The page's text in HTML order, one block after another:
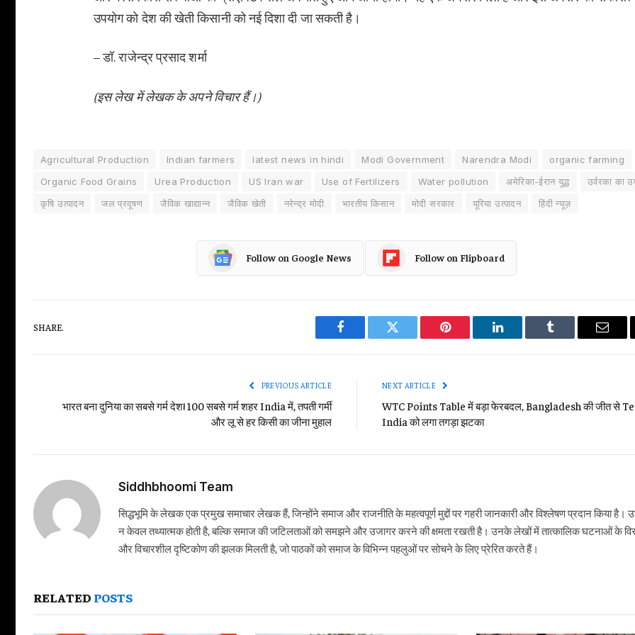
उपयोग को देश की खेती किसानी को नई दिशा दी जा सकती है।
– डॉ. राजेन्द्र प्रसाद शर्मा
(इस लेख में लेखक के अपने विचार हैं।)
Agricultural Production Indian farmers latest news in hindi Modi Government Narendra Modi
organic farming
Organic Food Grains
Urea Production US Iran war Use of Fertilizers Water pollution अमेरिका-ईरान युद्ध
उर्वरका का
कृषि उत्पादन
जल प्रदूषण जैविक खाद्यान्न जैविक खेती नरेन्द्र मोदी भारतीय किसान मोदी सरकार यूरिया उत्पादन हिंदी न्यूज़
Follow on Google News Follow on Flipboard
SHARE.
Facebook Twitter Pinterest LinkedIn Tumblr Email
PREVIOUS ARTICLE
भारत बना दुनिया का सबसे गर्म देश! 100 सबसे गर्म शहर India में, तपती गर्मी
और लू से हर किसी का जीना मुहाल
NEXT ARTICLE
WTC Points Table में बड़ा फेरबदल, Bangladesh की जीत से
India को लगा तगड़ा झटका
Siddhbhoomi Team
सिद्धभूमि के लेखक एक प्रमुख समाचार लेखक हैं, जिन्होंने समाज और राजनीति के महत्वपूर्ण मुद्दों पर गहरी जानकारी और विश्लेषण प्रदान किया है।
न केवल तथ्यात्मक होती है, बल्कि समाज की जटिलताओं को समझने और उजागर करने की क्षमता रखती है। उनके लेखों में तात्कालिक घटनाओं के
और विचारशील दृष्टिकोण की झलक मिलती है, जो पाठकों को समाज के विभिन्न पहलुओं पर सोचने के लिए प्रेरित करते हैं।
RELATED POSTS